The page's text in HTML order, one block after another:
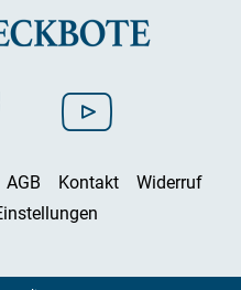
AGB Kontakt
Widerruf